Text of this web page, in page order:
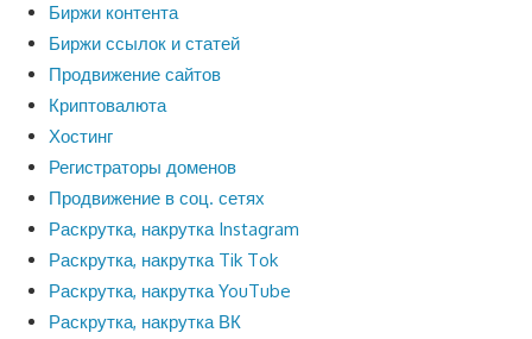
Биржи контента
Биржи ссылок и статей
Продвижение сайтов
Криптовалюта
Хостинг
Регистраторы доменов
Продвижение в соц. сетях
Раскрутка, накрутка Instagram
Раскрутка, накрутка Tik Tok
Раскрутка, накрутка YouTube
Раскрутка, накрутка ВК